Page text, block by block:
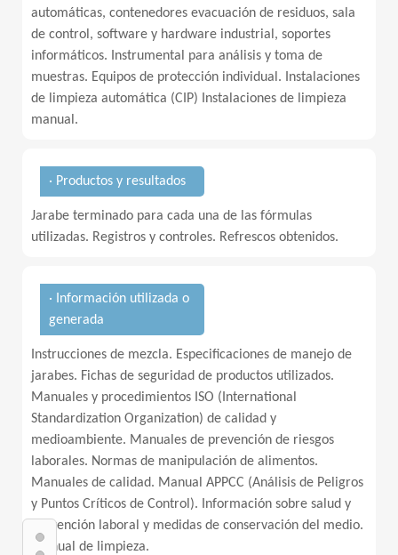
automáticas, contenedores evacuación de residuos, sala
de control, software y hardware industrial, soportes
informáticos. Instrumental para análisis y toma de
muestras. Equipos de protección individual. Instalaciones
de limpieza automática (CIP) Instalaciones de limpieza
manual.
· Productos y resultados
Jarabe terminado para cada una de las fórmulas
utilizadas. Registros y controles. Refrescos obtenidos.
· Información utilizada o
generada
Instrucciones de mezcla. Especificaciones de manejo de
jarabes. Fichas de seguridad de productos utilizados.
Manuales y procedimientos ISO (International
Standardization Organization) de calidad y
medioambiente. Manuales de prevención de riesgos
laborales. Normas de manipulación de alimentos.
Manuales de calidad. Manual APPCC (Análisis de Peligros
y Puntos Críticos de Control). Información sobre salud y
prevención laboral y medidas de conservación del medio.
Manual de limpieza.